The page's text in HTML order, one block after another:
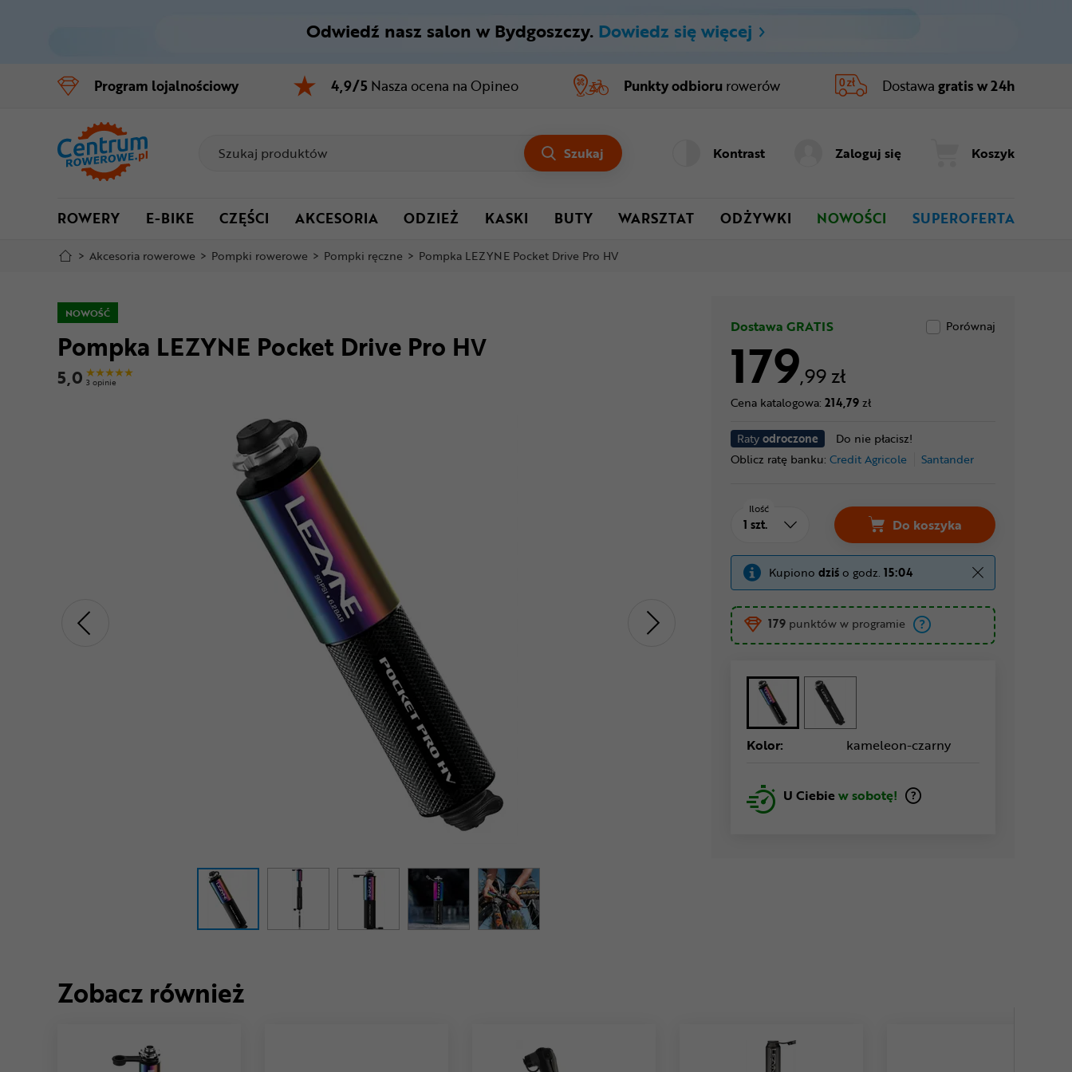
Menu główne
Informacje o produkcie
Do koszyka
Szczegółowe informacje
Odwiedź nasz salon w Bydgoszczy. Dowiedz się więcej
Program lojalnościowy 4,9/5 Nasza ocena na Opineo Punkty odbioru rowerów Dostawa gratis w 24h
Szukaj Kontrast Zaloguj się Koszyk
ROWERY E-BIKE CZĘŚCI AKCESORIA ODZIEŻ KASKI BUTY WARSZTAT ODŻYWKI NOWOŚCI SUPEROFERTA
> Akcesoria rowerowe > Pompki rowerowe > Pompki ręczne > Pompka LEZYNE Pocket Drive Pro HV
NOWOŚĆ
Pompka LEZYNE Pocket Drive Pro HV
5,0 3 opinie
Dostawa GRATIS Porównaj
179,99 zł
Cena katalogowa: 214,79zł
Ratyodroczone
Do nie płacisz!
Oblicz ratę banku: Credit Agricole Santander
Ilość
Do koszyka
Kupiono dziśo godz. 15:04
179 punktów w programie
Kolor: kameleon-czarny
U Ciebiew sobotę!
Zobacz również